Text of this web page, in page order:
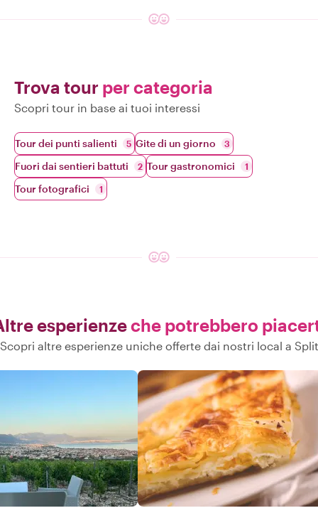
Trova tour per categoria
Scopri tour in base ai tuoi interessi
Tour dei punti salienti 5 Gite di un giorno 3
Fuori dai sentieri battuti 2 Tour gastronomici 1
Tour fotografici 1
esperienzeche potrebbero
Scopri altre esperienze uniche offerte dai nostri local a Split